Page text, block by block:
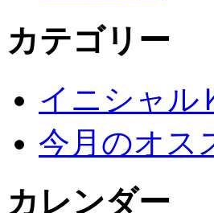
カテゴリー
イニシャル
今月のオス
カレンダー